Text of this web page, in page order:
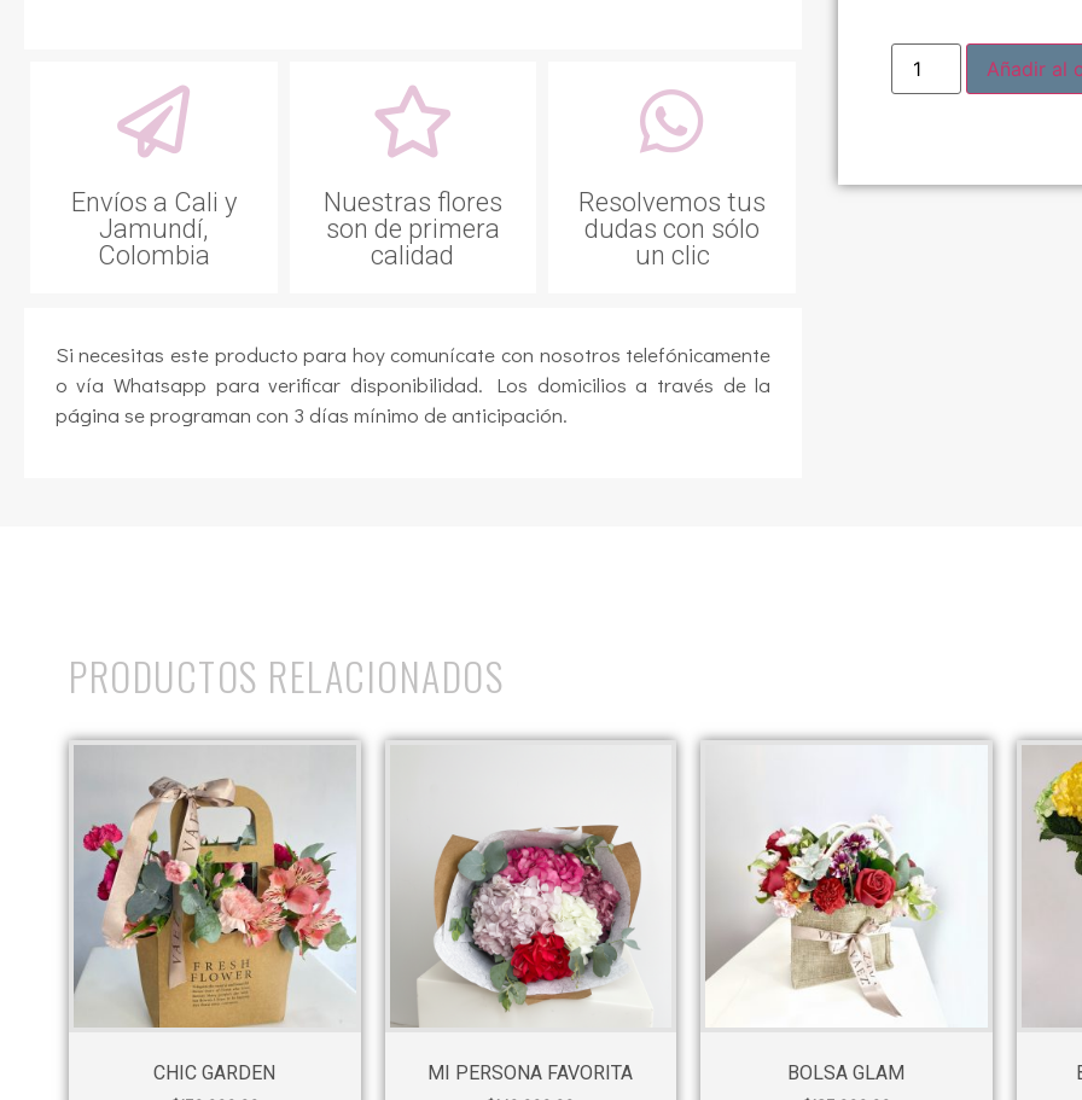
Envíos a Cali y
Jamundí,
Colombia
Nuestras flores
son de primera
calidad
Resolvemos tus
dudas con sólo
un clic
Si necesitas este producto para hoy comunícate con nosotros telefónicamente
o vía Whatsapp para verificar disponibilidad. Los domicilios a través de la
página se programan con 3 días mínimo de anticipación.
Añadir al
PRODUCTOS RELACIONADOS
CHIC GARDEN MI PERSONA FAVORITA BOLSA GLAM